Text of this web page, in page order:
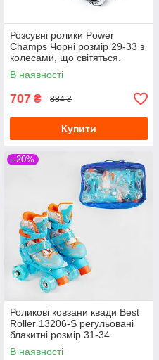
Розсувні ролики Power
Champs Чорні розмір 29-33 з
колесами, що світяться.
В наявності
707 ₴ 884 ₴
Купити
–20%
Роликові ковзани квади Best
Roller 13206-S регульовані
блакитні розмір 31-34
В наявності